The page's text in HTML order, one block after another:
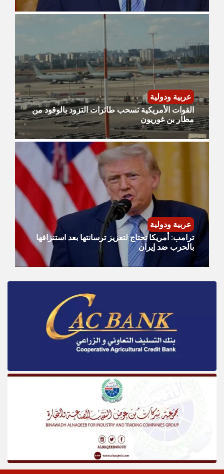
عربية ودولية
القوات الأمريكية تسحب طائرات التزود بالوقود من
مطار بن غوريون
عربية ودولية
ترامب: أمريكا تحتاج لتعزيز ترسانتها بعد استنزافها
بالحرب ضد إيران